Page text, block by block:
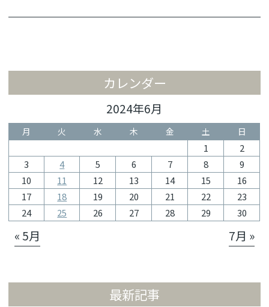
カレンダー
2024年6月
月 火 水 木 金 土 日
1
2
3
4 5 6 7 8
9
10
11 12 13 14 15
16
17
18 19 20 21 22
23
24
25 26 27 28 29 30
« 5月 7月 »
最新記事